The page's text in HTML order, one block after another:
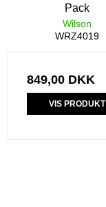
Pack
Wilson
WRZ4019
849,00 DKK
VIS PRODUKT